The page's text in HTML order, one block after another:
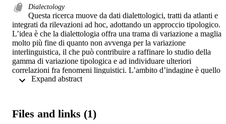
Dialectology
Questa ricerca muove da dati dialettologici, tratti da atlanti e
integrati da rilevazioni ad hoc, adottando un approccio tipologico.
L’idea è che la dialettologia offra una trama di variazione a maglia
molto più fine di quanto non avvenga per la variazione
interlinguistica, il che può contribuire a raffinare lo studio della
gamma di variazione tipologica e ad individuare ulteriori
correlazioni fra fenomeni linguistici. L’ambito d’indagine è quello
non molto frequentato dei numerali cardinali e della relativa
flessione in base al genere, verrà analizzata in relazione alla
Files and links (1)